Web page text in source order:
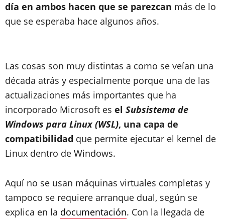
día en ambos hacen que se parezcan más de lo
que se esperaba hace algunos años.
Las cosas son muy distintas a como se veían una
década atrás y especialmente porque una de las
actualizaciones más importantes que ha
incorporado Microsoft es el Subsistema de
Windows para Linux (WSL), una capa de
compatibilidad que permite ejecutar el kernel de
Linux dentro de Windows.
Aquí no se usan máquinas virtuales completas y
tampoco se requiere arranque dual, según se
explica en la documentación. Con la llegada de